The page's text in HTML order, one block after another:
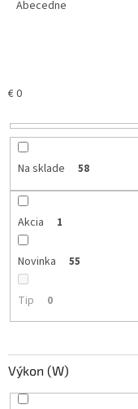
r
d
t
Abecedne
€0
Na sklade 58
Akcia 1
Novinka 55
Tip 0
Výkon (W)